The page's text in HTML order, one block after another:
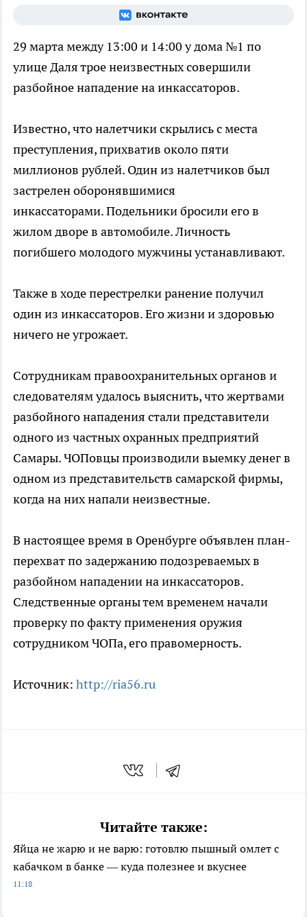
29 марта между 13:00 и 14:00 у дома №1 по
улице Даля трое неизвестных совершили
разбойное нападение на инкассаторов.
Известно, что налетчики скрылись с места
преступления, прихватив около пяти
миллионов рублей. Один из налетчиков был
застрелен оборонявшимися
инкассаторами. Подельники бросили его в
жилом дворе в автомобиле. Личность
погибшего молодого мужчины устанавливают.
Также в ходе перестрелки ранение получил
один из инкассаторов. Его жизни и здоровью
ничего не угрожает.
Сотрудникам правоохранительных органов и
следователям удалось выяснить, что жертвами
разбойного нападения стали представители
одного из частных охранных предприятий
Самары. ЧОПовцы производили выемку денег в
одном из представительств самарской фирмы,
когда на них напали неизвестные.
В настоящее время в Оренбурге объявлен план-
перехват по задержанию подозреваемых в
разбойном нападении на инкассаторов.
Следственные органы тем временем начали
проверку по факту применения оружия
сотрудником ЧОПа, его правомерность.
Источник: http://ria56.ru
Читайте также:
Яйца не жарю и не варю: готовлю пышный омлет с
кабачком в банке — куда полезнее и вкуснее
11:18